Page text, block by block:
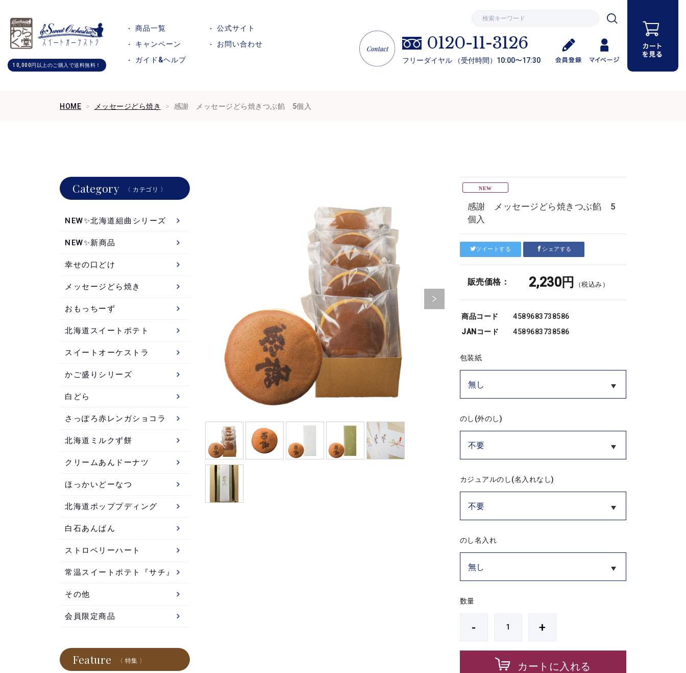
10,000円以上のご購入で送料無料！
商品一覧
公式サイト
キャンペーン
お問い合わせ
ガイド&ヘルプ
0120-11-3126
フリーダイヤル （受付時間）10:00〜17:30
HOME メッセージどら焼き 感謝 メッセージどら焼きつぶ餡 5個入
感謝 メッセージどら焼きつぶ餡 5
個入
ツイートする シェアする
販売価格： 2,230円 （税込み）
商品コード
4589683738586
JANコード
4589683738586
包装紙
のし(外のし)
カジュアルのし(名入れなし)
のし名入れ
数量
- +
カートに入れる
Category 〈 カテゴリ 〉
NEW✨北海道組曲シリーズ
NEW✨新商品
幸せの口どけ
メッセージどら焼き
おもっちーず
北海道スイートポテト
スイートオーケストラ
かご盛りシリーズ
白どら
さっぽろ赤レンガショコラ
北海道ミルクず餅
クリームあんドーナツ
ほっかいどーなつ
北海道ポッププディング
白石あんぱん
ストロベリーハート
常温スイートポテト『サチ』
その他
会員限定商品
Feature 〈 特集 〉